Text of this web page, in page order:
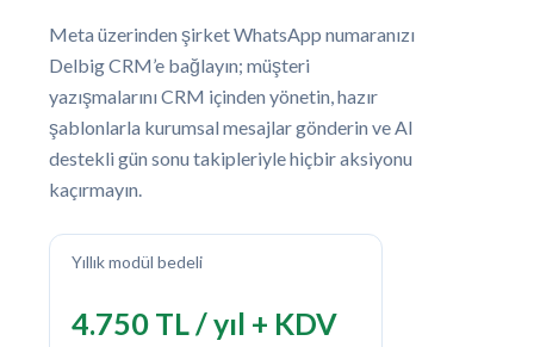
Meta üzerinden şirket WhatsApp numaranızı
Delbig CRM’e bağlayın; müşteri
yazışmalarını CRM içinden yönetin, hazır
şablonlarla kurumsal mesajlar gönderin ve AI
destekli gün sonu takipleriyle hiçbir aksiyonu
kaçırmayın.
Yıllık modül bedeli
4.750 TL / yıl + KDV